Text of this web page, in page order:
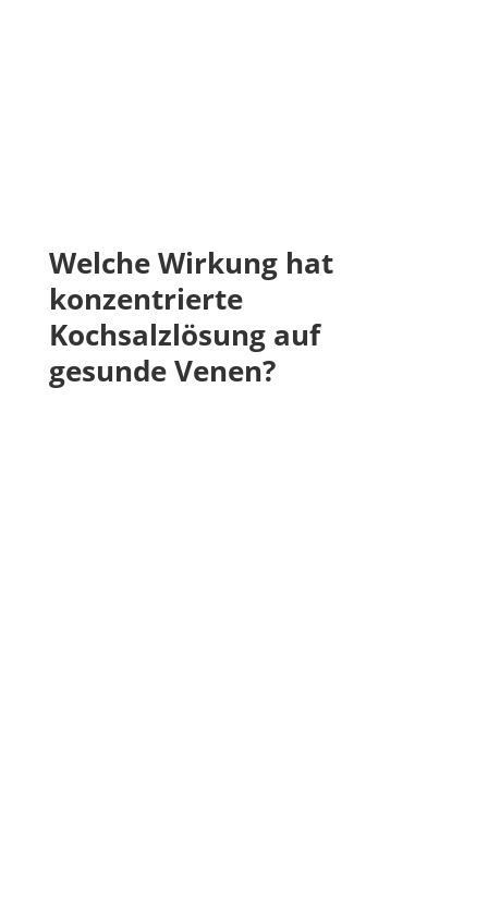
Welche Wirkung hat
konzentrierte
Kochsalzlösung auf
gesunde Venen?